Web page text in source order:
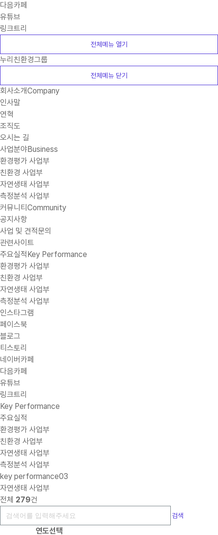
다음카페
유튜브
링크트리
전체메뉴 열기
누리친환경그룹
전체메뉴 닫기
회사소개Company
인사말
연혁
조직도
오시는 길
사업분야Business
환경평가 사업부
친환경 사업부
자연생태 사업부
측정분석 사업부
커뮤니티 Community
공지사항
사업 및 견적문의
관련사이트
주요실적Key Performance
환경평가 사업부
친환경 사업부
자연생태 사업부
측정분석 사업부
인스타그램
페이스북
블로그
티스토리
네이버카페
다음카페
유튜브
링크트리
Key Performance
주요실적
환경평가 사업부
친환경 사업부
자연생태 사업부
측정분석 사업부
key performance03
자연생태 사업부
전체 279건
검색
연도선택